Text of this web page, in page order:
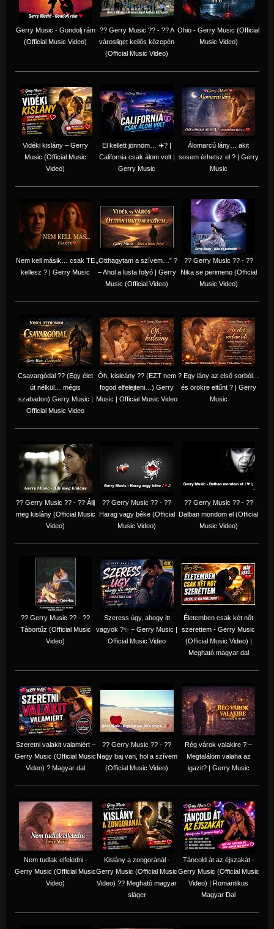
Gerry Music - Gondolj rám
(Official Music Video)
?? Gerry Music ?? - ?? A
városliget kellős közepén
(Official Music Video)
Ohio - Gerry Music (Official
Music Video)
Vidéki kislány – Gerry
Music (Official Music
Video)
El kellett jönnöm… ✈️? |
California csak álom volt |
Gerry Music
Álomarcú lány… akit
sosem érhetsz el ? | Gerry
Music
Nem kell másik… csak TE
kellesz ? | Gerry Music
„Otthagytam a szívem…” ?
– Ahol a lusta folyó | Gerry
Music (Official Video)
?? Gerry Music ?? - ??
Nika se perimeno (Official
Music Video)
Csavargódal ?? (Egy élet
út nélkül… mégis
szabadon) Gerry Music |
Official Music Video
Óh, kisleány ?? (EZT nem
fogod elfelejteni…) Gerry
Music | Official Music Video
? Egy lány az első sorból…
és örökre eltűnt ? | Gerry
Music
?? Gerry Music ?? - ?? Állj
meg kislány (Official Music
Video)
?? Gerry Music ?? - ??
Harag vagy béke (Official
Music Video)
?? Gerry Music ?? - ??
Dalban mondom el (Official
Music Video)
?? Gerry Music ?? - ??
Tábortűz (Official Music
Video)
Szeress úgy, ahogy itt
vagyok ?✨ – Gerry Music |
Official Music Video
Életemben csak két nőt
szerettem - Gerry Music
(Official Music Video) |
Megható magyar dal
Szeretni valakit valamiért –
Gerry Music (Official Music
Video) ? Magyar dal
?? Gerry Music ?? - ??
Nagy baj van, hol a szívem
(Official Music Video)
Rég várok valakire ? –
Megtalálom valaha az
igazit? | Gerry Music
Nem tudlak elfeledni -
Gerry Music (Official Music
Video)
Kislány a zongoránál -
Gerry Music (Official Music
Video) ?? Megható magyar
sláger
Táncold át az éjszakát -
Gerry Music (Official Music
Video) | Romantikus
Magyar Dal